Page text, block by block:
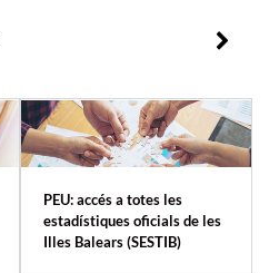
PEU: accés a totes les
estadístiques oficials de les
Illes Balears (SESTIB)